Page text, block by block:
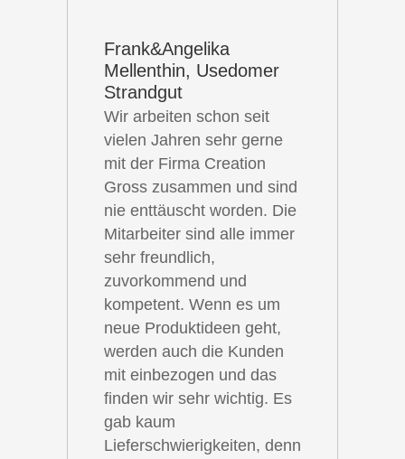
Frank&Angelika
Mellenthin, Usedomer
Strandgut
Wir arbeiten schon seit
vielen Jahren sehr gerne
mit der Firma Creation
Gross zusammen und sind
nie enttäuscht worden. Die
Mitarbeiter sind alle immer
sehr freundlich,
zuvorkommend und
kompetent. Wenn es um
neue Produktideen geht,
werden auch die Kunden
mit einbezogen und das
finden wir sehr wichtig. Es
gab kaum
Lieferschwierigkeiten, denn